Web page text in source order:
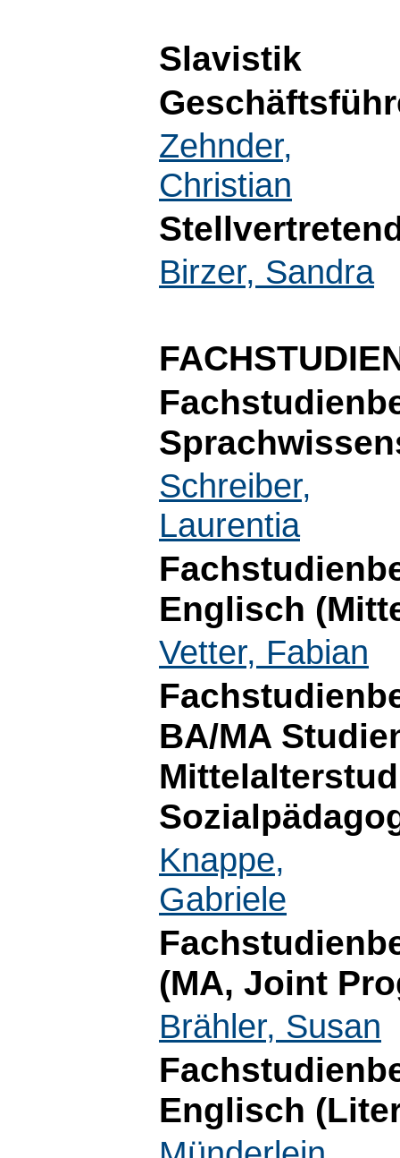
Slavistik
Zehnder,
Christian
Birzer, Sandra
Schreiber,
Laurentia
Englisch
Vetter, Fabian
BA/MA
Knappe,
Gabriele
(MA, Joint
Brähler, Susan
Englisch